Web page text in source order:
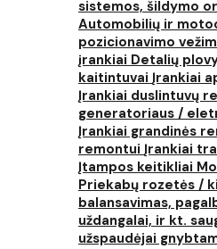
sistemos, šildymo
Automobilių ir
pozicionavimo
įrankiai Detalių
kaitintuvai Įrankiai
Įrankiai duslintuvų
generatoriaus /
Įrankiai grandinės
remontui Įrankiai
Įtampos keitikliai
Priekabų rozetės /
balansavimas,
uždangalai, ir kt.
užspaudėjai